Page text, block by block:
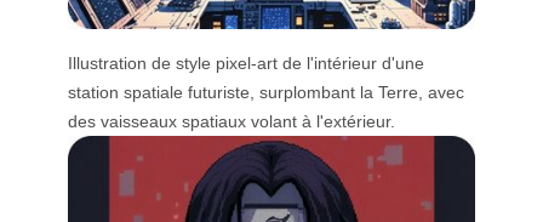
Illustration de style pixel-art de l'intérieur d'une
station spatiale futuriste, surplombant la Terre, avec
des vaisseaux spatiaux volant à l'extérieur.